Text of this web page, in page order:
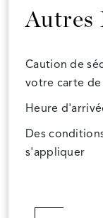
Autres
Caution de
votre carte de
Heure
Des
s'appliquer